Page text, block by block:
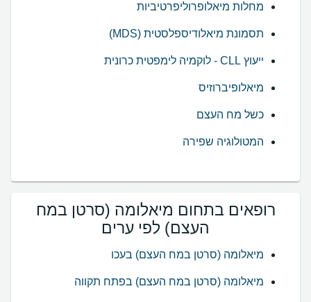
מחלות מיאלופרוליפרטיביות
תסמונת מיאלודיספלסטית (MDS)
ייעוץ CLL - לוקמיה לימפטית כרונית
מיאלופיברוזיס
כשל מח העצם
המטולוגיה שפירה
רופאים בתחום מיאלומה (סרטן במח
העצם) לפי ערים
מיאלומה (סרטן במח העצם) בעכו
מיאלומה (סרטן במח העצם) בפתח תקווה